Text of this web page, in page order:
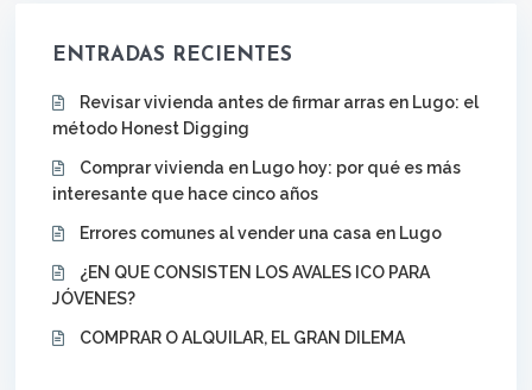
ENTRADAS RECIENTES
Revisar vivienda antes de firmar arras en Lugo: el
método Honest Digging
Comprar vivienda en Lugo hoy: por qué es más
interesante que hace cinco años
Errores comunes al vender una casa en Lugo
¿EN QUE CONSISTEN LOS AVALES ICO PARA
JÓVENES?
COMPRAR O ALQUILAR, EL GRAN DILEMA